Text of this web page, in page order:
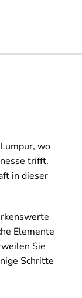
wo
trifft.
in dieser
Elemente
Sie
Schritte